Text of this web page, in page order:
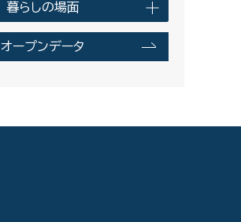
暮らしの場面
オープンデータ